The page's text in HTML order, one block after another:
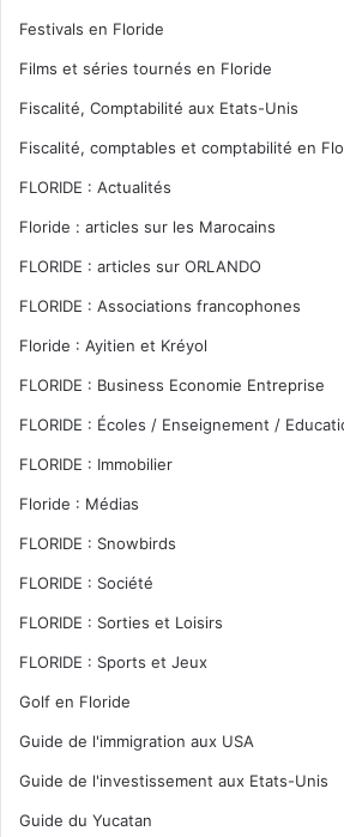
Festivals en Floride
Films et séries tournés en Floride
Fiscalité, Comptabilité aux Etats-Unis
Fiscalité, comptables et comptabilité en
FLORIDE : Actualités
Floride : articles sur les Marocains
FLORIDE : articles sur ORLANDO
FLORIDE : Associations francophones
Floride : Ayitien et Kréyol
FLORIDE : Business Economie Entreprise
FLORIDE : Écoles / Enseignement /
FLORIDE : Immobilier
Floride : Médias
FLORIDE : Snowbirds
FLORIDE : Société
FLORIDE : Sorties et Loisirs
FLORIDE : Sports et Jeux
Golf en Floride
Guide de l'immigration aux USA
Guide de l'investissement aux Etats-Unis
Guide du Yucatan